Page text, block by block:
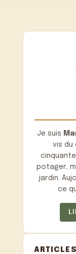
Je suis
vis du
potager,
jardin.
ce